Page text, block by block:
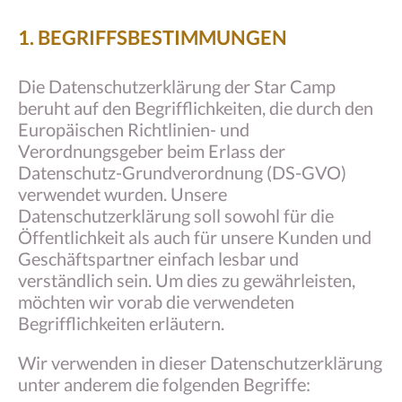
1. BEGRIFFSBESTIMMUNGEN
Die Datenschutzerklärung der Star Camp
beruht auf den Begrifflichkeiten, die durch den
Europäischen Richtlinien- und
Verordnungsgeber beim Erlass der
Datenschutz-Grundverordnung (DS-GVO)
verwendet wurden. Unsere
Datenschutzerklärung soll sowohl für die
Öffentlichkeit als auch für unsere Kunden und
Geschäftspartner einfach lesbar und
verständlich sein. Um dies zu gewährleisten,
möchten wir vorab die verwendeten
Begrifflichkeiten erläutern.
Wir verwenden in dieser Datenschutzerklärung
unter anderem die folgenden Begriffe: